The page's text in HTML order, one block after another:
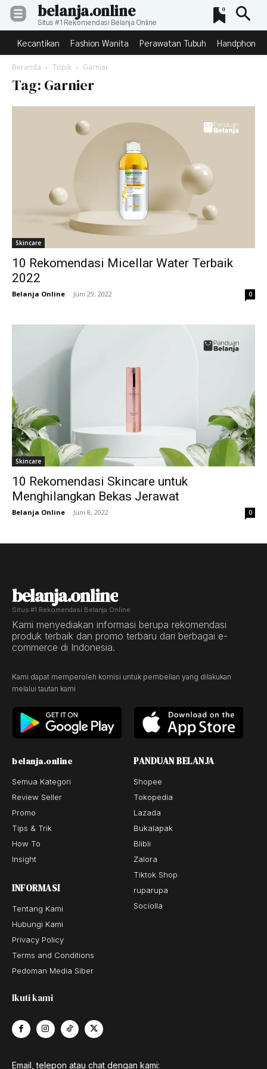
0
belanja.online
Situs #1 Rekomendasi Belanja Online
Kecantikan Fashion Wanita Perawatan Tubuh Handphone
Beranda Topik Garnier
Tag: Garnier
Skincare
10 Rekomendasi Micellar Water Terbaik
2022
Belanja Online - Juni 29, 2022 0
Skincare
10 Rekomendasi Skincare untuk
Menghilangkan Bekas Jerawat
Belanja Online - Juni 8, 2022 0
belanja.online
Situs #1 Rekomendasi Belanja Online
Kami menyediakan informasi berupa rekomendasi
produk terbaik dan promo terbaru dari berbagai e-
commerce di Indonesia.
Kami dapat memperoleh komisi untuk pembelian yang dilakukan
melalui tautan kami
belanja.online
Semua Kategori
Review Seller
Promo
Tips & Trik
How To
Insight
INFORMASI
Tentang Kami
Hubungi Kami
Privacy Policy
Terms and Conditions
Pedoman Media Siber
PANDUAN BELANJA
Shopee
Tokopedia
Lazada
Bukalapak
Blibli
Zalora
Tiktok Shop
ruparupa
Sociolla
Ikuti kami
Email, telepon atau chat dengan kami: